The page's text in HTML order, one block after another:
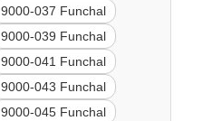
9000-037 Funchal
9000-039 Funchal
9000-041 Funchal
9000-043 Funchal
9000-045 Funchal